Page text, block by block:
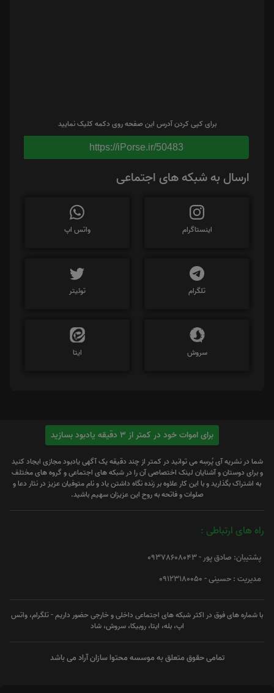
برای کپی کردن آدرس این صفحه روی دکمه کلیک نمایید
https://iPorse.ir/50483
ارسال به شبکه های اجتماعی
اینستاگرام واتس اپ
تلگرام توئیتر
سروش ایتا
برای اموات خود در کمتر از 3 دقیقه یادبود بسازید
شما در نشریه آی پُرسِه می توانید در کمتر از چند دقیقه یک آگهی یادبود مجازی ایجاد کنید
و برای دوستان و آشنایان لینک اختصاصی آن را در شبکه های اجتماعی و گروه های مختلف
به اشتراک بگذارید و با این کار علاوه بر زنده نگاه داشتن یاد و نام متوفیان عزیز در نثار دعا و
صلوات و فاتحه به روح این عزیزان سهیم باشید.
راه های ارتباطی :
پشتیبان: صادق پور - 09378608043
مدیریت : حسینی - 09123180050
با شماره های فوق در اکثر شبکه های اجتماعی داخلی و خارجی حضور داریم - تلگرام، واتس
اپ، بله، ایتا، روبیکا، سروش، شاد
تمامی حقوق متعلق به موسسه محتوا سازان آراد می باشد